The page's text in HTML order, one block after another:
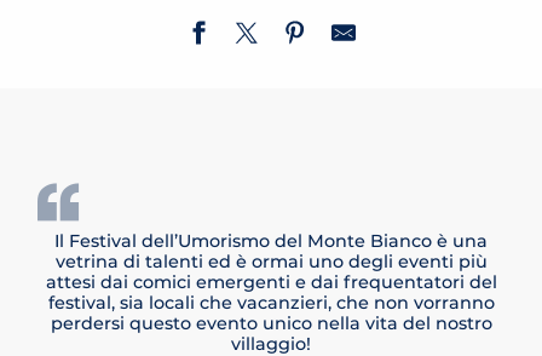
Il Festival dell’Umorismo del Monte Bianco è una
vetrina di talenti ed è ormai uno degli eventi più
attesi dai comici emergenti e dai frequentatori del
festival, sia locali che vacanzieri, che non vorranno
perdersi questo evento unico nella vita del nostro
villaggio!